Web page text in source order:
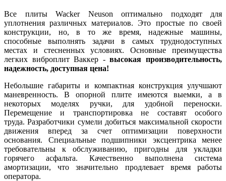
Все плиты Wacker Neuson оптимально подходят для
уплотнения различных материалов. Это простые по своей
конструкции, но, в то же время, надежные машины,
способные выполнять задачи в самых труднодоступных
местах и стесненных условиях. Основные преимущества
легких виброплит Ваккер -высокая производительность,
надежность, доступная цена!
Небольшие габариты и компактная конструкция улучшают
маневренность. В опорной плите имеются выемки, а в
некоторых моделях ручки, для удобной переноски.
Перемещение и транспортировка не составят особого
труда. Разработчики сумели добиться максимальной скорости
движения вперед за счет оптимизации поверхности
основания. Специальные подшипники эксцентрика менее
требовательны к обслуживанию, пригодны для укладки
горячего асфальта. Качественно выполнена система
амортизации, что значительно продлевает время работы
оператора.